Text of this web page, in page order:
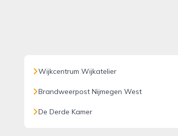
Wijkcentrum Wijkatelier
Brandweerpost Nijmegen West
De Derde Kamer